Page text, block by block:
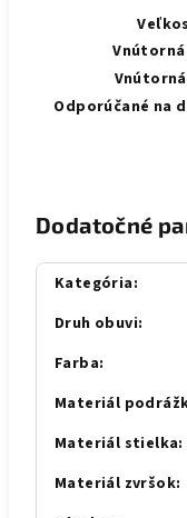
Odporúčané na
Dodatočné
Kategória:
Druh obuvi:
Farba:
Materiál
Materiál stielka:
Materiál zvršok: